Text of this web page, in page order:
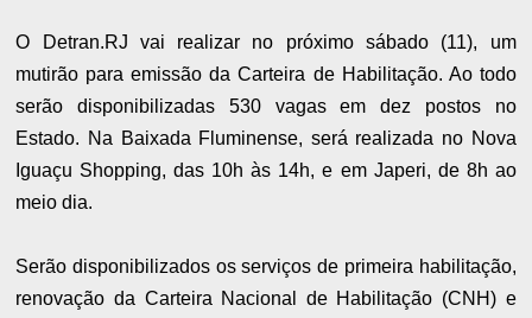
O Detran.RJ vai realizar no próximo sábado (11), um
mutirão para emissão da Carteira de Habilitação. Ao todo
serão disponibilizadas 530 vagas em dez postos no
Estado. Na Baixada Fluminense, será realizada no Nova
Iguaçu Shopping, das 10h às 14h, e em Japeri, de 8h ao
meio dia.
Serão disponibilizados os serviços de primeira habilitação,
renovação da Carteira Nacional de Habilitação (CNH) e